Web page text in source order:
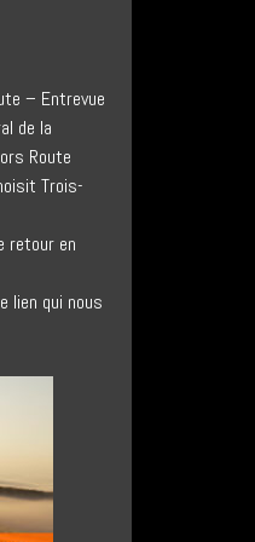
– Entrevue
de la
Route
Trois-
retour en
lien qui nous